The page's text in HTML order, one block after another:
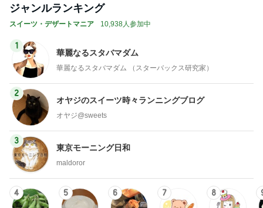
ジャンルランキング
スイーツ・デザートマニア 10,938人参加中
1
華麗なるスタバマダム
華麗なるスタバマダム （スターバックス研究家）
2
オヤジのスイーツ時々ランニングブログ
オヤジ@sweets
3
東京モーニング日和
maldoror
4 5 6 7 8